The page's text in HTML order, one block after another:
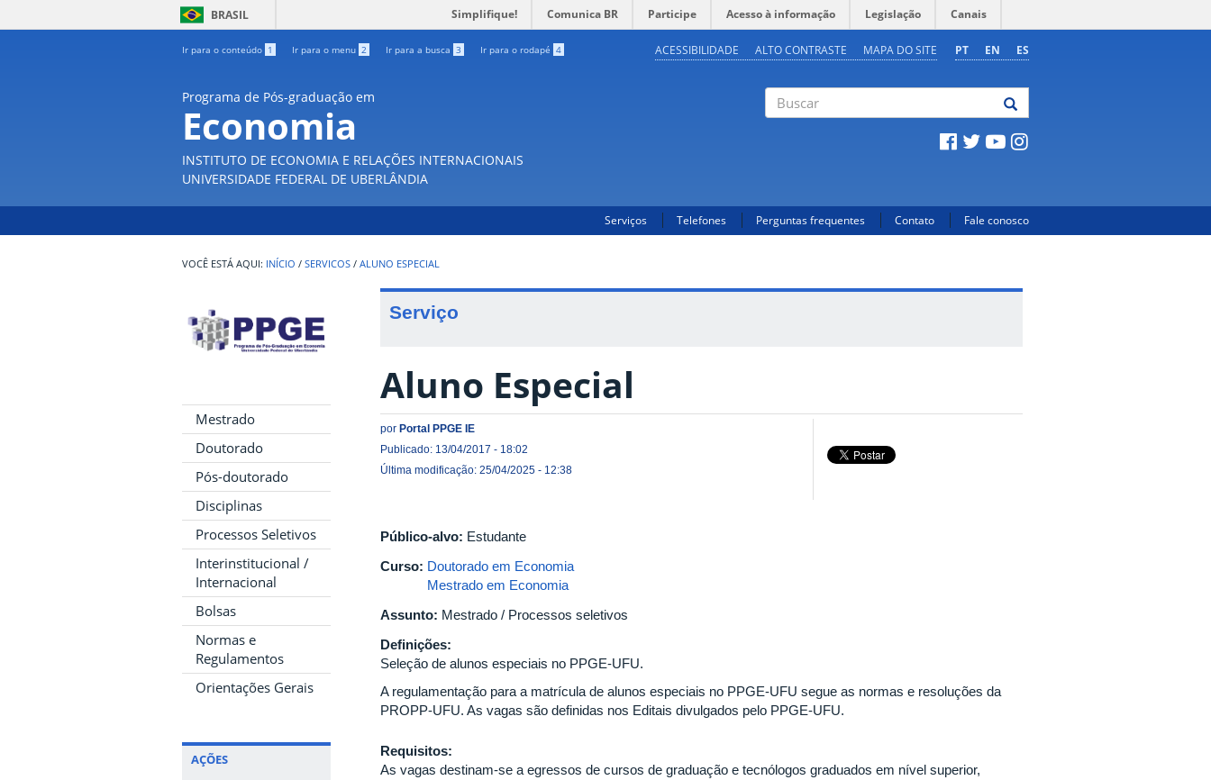
BRASIL Simplifique! Comunica BR Participe Acesso à informação Legislação Canais
Ir para o conteúdo 1 Ir para o menu 2 Ir para a busca 3 Ir para o rodapé 4 PT EN ES
ACESSIBILIDADE ALTO CONTRASTE MAPA DO SITE
Programa de Pós-graduação em
Economia
INSTITUTO DE ECONOMIA E RELAÇÕES INTERNACIONAIS
UNIVERSIDADE FEDERAL DE UBERLÂNDIA
Serviços Telefones Perguntas frequentes Contato Fale conosco
INÍCIO / SERVICOS / ALUNO ESPECIAL
Mestrado
Doutorado
Pós-doutorado
Disciplinas
Processos Seletivos
Interinstitucional /
Internacional
Bolsas
Normas e
Regulamentos
Orientações Gerais
AÇÕES
Serviço
Aluno Especial
por Portal PPGE IE
Publicado: 13/04/2017 - 18:02
Última modificação: 25/04/2025 - 12:38
Público-alvo: Estudante
Curso: Doutorado em Economia
Mestrado em Economia
Assunto: Mestrado / Processos seletivos
Definições:
Seleção de alunos especiais no PPGE-UFU.
A regulamentação para a matrícula de alunos especiais no PPGE-UFU segue as normas e resoluções da
PROPP-UFU. As vagas são definidas nos Editais divulgados pelo PPGE-UFU.
Requisitos:
As vagas destinam-se a egressos de cursos de graduação e tecnólogos graduados em nível superior,